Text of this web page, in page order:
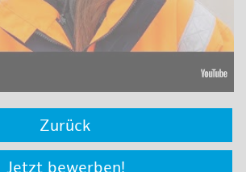
Zurück
Jetzt bewerben!